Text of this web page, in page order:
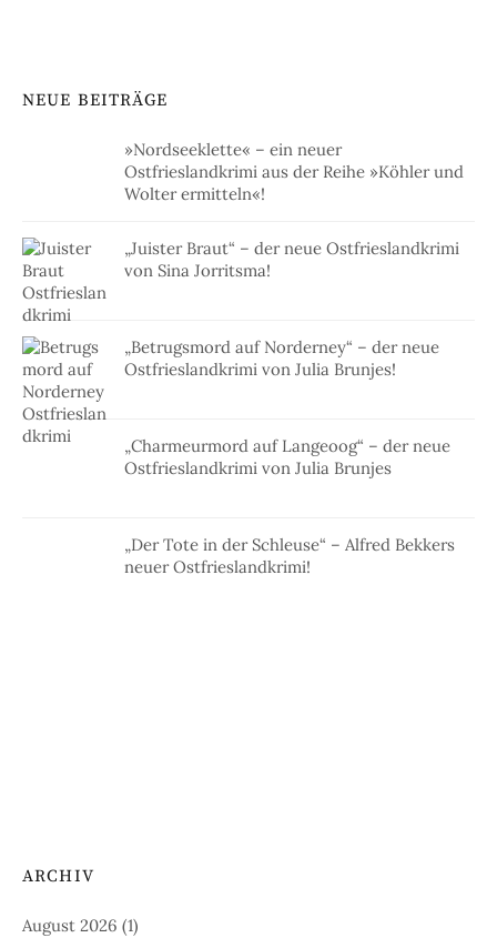
NEUE BEITRÄGE
»Nordseeklette« – ein neuer
Ostfrieslandkrimi aus der Reihe »Köhler und
Wolter ermitteln«!
„Juister Braut“ – der neue Ostfrieslandkrimi
von Sina Jorritsma!
„Betrugsmord auf Norderney“ – der neue
Ostfrieslandkrimi von Julia Brunjes!
„Charmeurmord auf Langeoog“ – der neue
Ostfrieslandkrimi von Julia Brunjes
„Der Tote in der Schleuse“ – Alfred Bekkers
neuer Ostfrieslandkrimi!
ARCHIV
August 2026 (1)